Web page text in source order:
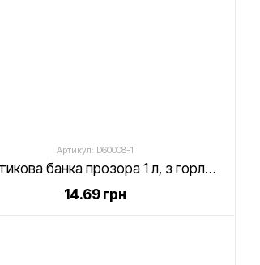
Артикул: D60008-1
Пластикова банка прозора 1 л, з горловиною 63 мм, "квадрат"
14.69 грн